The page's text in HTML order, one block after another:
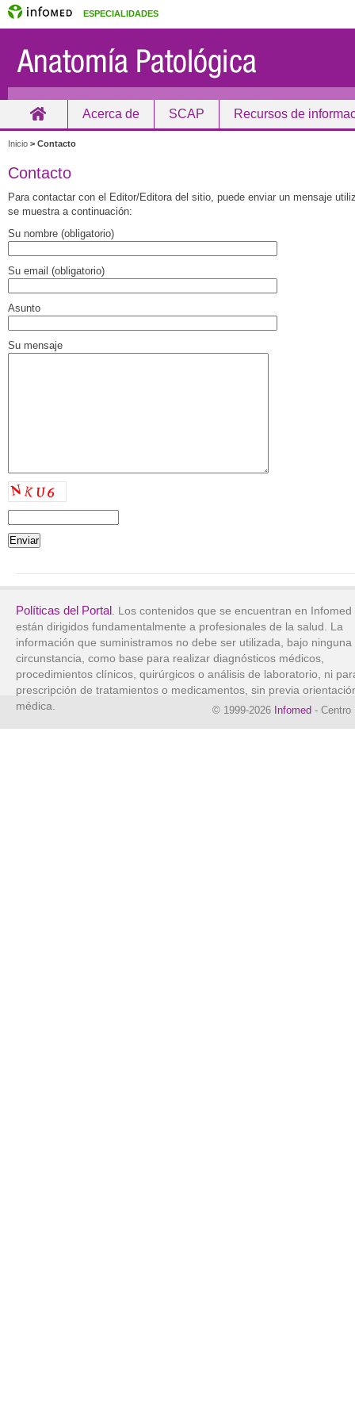
ESPECIALIDADES
Acerca de SCAP Recursos de
Inicio > Contacto
Contacto
Para contactar con el Editor/Editora del sitio, puede enviar un mensaje
se muestra a continuación:
Su nombre (obligatorio)
Su email (obligatorio)
Asunto
Su mensaje
Políticas del Portal. Los contenidos que se encuentran en Infomed
están dirigidos fundamentalmente a profesionales de la salud. La
información que suministramos no debe ser utilizada, bajo ninguna
circunstancia, como base para realizar diagnósticos médicos,
procedimientos clínicos, quirúrgicos o análisis de laboratorio, ni
prescripción de tratamientos o medicamentos, sin previa
médica.
© 1999-2026 Infomed - Centro